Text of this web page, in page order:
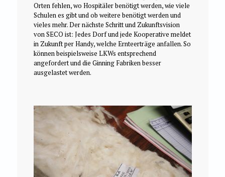
Orten fehlen, wo Hospitäler benötigt werden, wie viele
Schulen es gibt und ob weitere benötigt werden und
vieles mehr. Der nächste Schritt und Zukunftsvision
von SECO ist: Jedes Dorf und jede Kooperative meldet
in Zukunft per Handy, welche Ernteerträge anfallen. So
können beispielsweise LKWs entsprechend
angefordert und die Ginning Fabriken besser
ausgelastet werden.